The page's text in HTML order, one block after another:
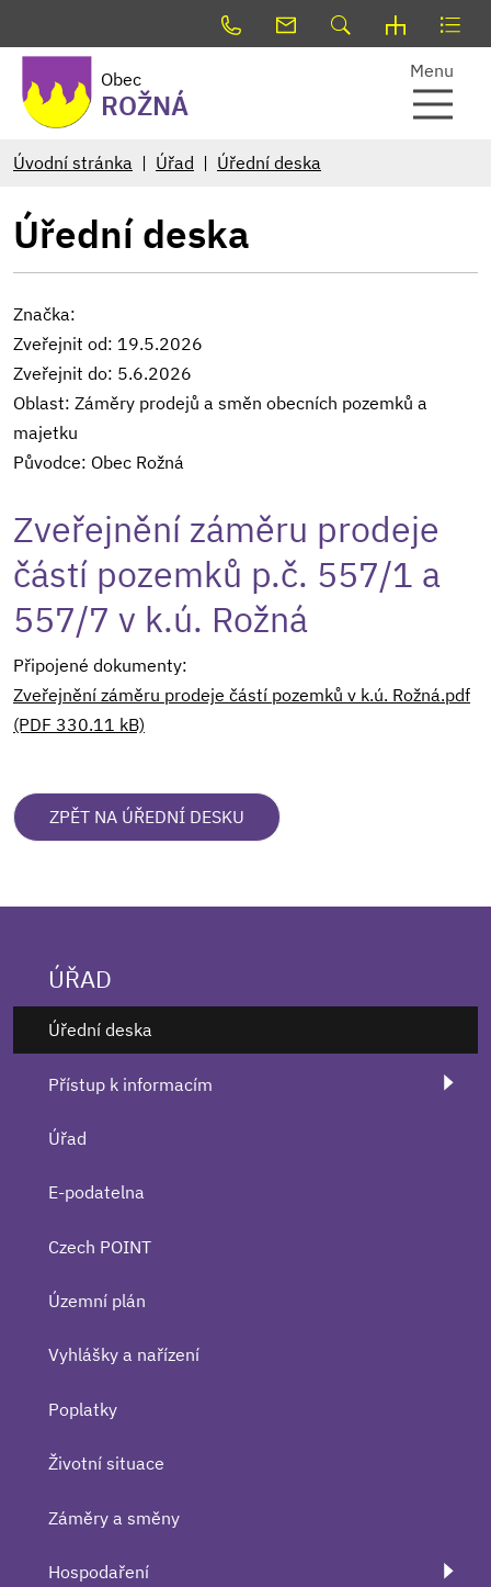
Obec
ROŽNÁ
Menu
Úvodní stránka Úřad Úřední deska
Úřední deska
Značka:
Zveřejnit od: 19.5.2026
Zveřejnit do: 5.6.2026
Oblast: Záměry prodejů a směn obecních pozemků a
majetku
Původce: Obec Rožná
Zveřejnění záměru prodeje
částí pozemků p.č. 557/1 a
557/7 v k.ú. Rožná
Připojené dokumenty:
Zveřejnění záměru prodeje částí pozemků v k.ú. Rožná.pdf
(PDF 330.11 kB)
ZPĚT NA ÚŘEDNÍ DESKU
ÚŘAD
Úřední deska
Přístup k informacím
Úřad
E-podatelna
Czech POINT
Územní plán
Vyhlášky a nařízení
Poplatky
Životní situace
Záměry a směny
Hospodaření